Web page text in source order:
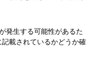
発生する可能性があるた
載されているかどうか確